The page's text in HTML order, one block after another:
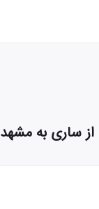
ساری به مشهد